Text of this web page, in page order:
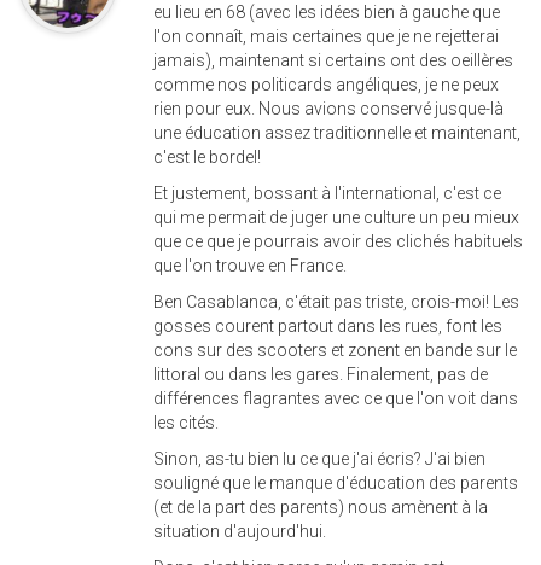
eu lieu en 68 (avec les idées bien à gauche que
l'on connaît, mais certaines que je ne rejetterai
jamais), maintenant si certains ont des oeillères
comme nos politicards angéliques, je ne peux
rien pour eux. Nous avions conservé jusque-là
une éducation assez traditionnelle et maintenant,
c'est le bordel!
Et justement, bossant à l'international, c'est ce
qui me permait de juger une culture un peu mieux
que ce que je pourrais avoir des clichés habituels
que l'on trouve en France.
Ben Casablanca, c'était pas triste, crois-moi! Les
gosses courent partout dans les rues, font les
cons sur des scooters et zonent en bande sur le
littoral ou dans les gares. Finalement, pas de
différences flagrantes avec ce que l'on voit dans
les cités.
Sinon, as-tu bien lu ce que j'ai écris? J'ai bien
souligné que le manque d'éducation des parents
(et de la part des parents) nous amènent à la
situation d'aujourd'hui.